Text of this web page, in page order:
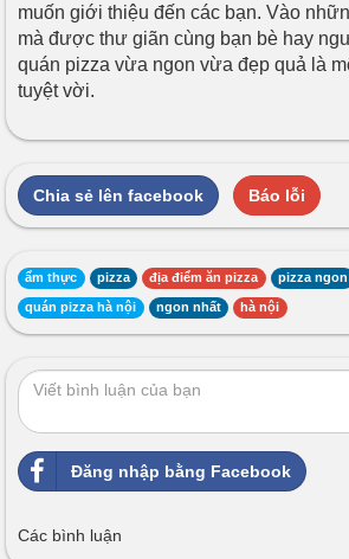
muốn giới thiệu đến các bạn. Vào
mà được thư giãn cùng bạn bè hay
quán pizza vừa ngon vừa đẹp quả là
tuyệt vời.
Chia sẻ lên facebook Báo lỗi
ẩm thực pizza địa điểm ăn pizza pizza ngon
quán pizza hà nội ngon nhất hà nội
Đăng nhập bằng Facebook
Các bình luận